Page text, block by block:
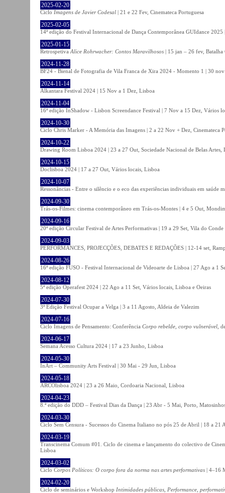
2025-02-20
Ciclo Imagens de Javier Codesal | 21 e 22 Fev, Cinemateca Portuguesa
2025-02-05
14ª edição do Festival Internacional de Dança Contemporânea GUIdance 2025
2025-01-15
Retrospetiva Alice Rohrwacher: Contos Maravilhosos | 15 jan – 26 fev, Batalha
2024-11-28
BF24 - Bienal de Fotografia de Vila Franca de Xira 2024 - Momento 1 | 30
2024-11-14
Alkantara Festival 2024 | 15 Nov a 1 Dez, Lisboa
2024-11-04
16ª edição InShadow - Lisbon Screendance Festival | 7 Nov a 15 Dez, Vários
2024-10-30
Ciclo Chris Marker - A Memória das Imagens | 2 a 22 Nov + Dez, Cinemateca
2024-10-22
Drawing Room Lisboa 2024 | 23 a 27 Out, Sociedade Nacional de Belas Artes,
2024-10-15
Doclisboa 2024 | 17 a 27 Out, Vários locais, Lisboa
2024-10-07
Ressonâncias - Entre o silêncio e o eco das experiências individuais em
2024-09-30
Trás-os-Filmes: cinema contemporâneo em Trás-os-Montes | 4 e 5 Out,
2024-09-16
20ª edição Circular Festival de Artes Performativas | 19 a 29 Set, Vila do Conde
2024-09-03
PERFORMANCES, PROJECÇÕES, DEBATES E REDAÇÕES | 12-14 set,
2024-08-26
16ª edição FUSO - Festival Internacional de Videoarte de Lisboa | 27 Ago a 1
2024-08-12
5ª edição Operafest 2024 | 22 Ago a 11 Set, Vários locais, Lisboa e Oeiras
2024-07-30
3ª Edição Festival Ocupar a Velga | 3 a 11 Agosto, Aldeia de Valezim
2024-07-16
Ciclo Imagens de Pensamento: Conferência Corpo rebelde, corpo vulnerável ,
2024-06-17
Semana Acesso Cultura 2024 | 17 a 23 Junho, Lisboa
2024-05-30
InArt – Community Arts Festival | 30 Mai - 29 Jun, Lisboa
2024-05-18
ARCOlisboa 2024 | 23 a 26 Maio, Cordoaria Nacional, Lisboa
2024-04-23
8.ª edição do DDD – Festival Dias da Dança | 23 Abr - 5 Mai, Porto,
2024-03-30
Ciclo Sem Censura - Sucessos do Cinema Italiano no pós 25 de Abril | 18 a
2024-03-19
Transcinema Comum #01. Ciclo de cinema e lançamento do colectivo de
Lisboa
2024-03-02
Ciclo Corpos Políticos: O corpo fora da norma nas artes performativas | 4–16
2024-02-20
Ciclo de seminários e Workshop Intimidades públicas, Performance,